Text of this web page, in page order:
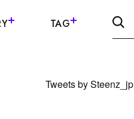
TAG
Tweets by Steenz_jp